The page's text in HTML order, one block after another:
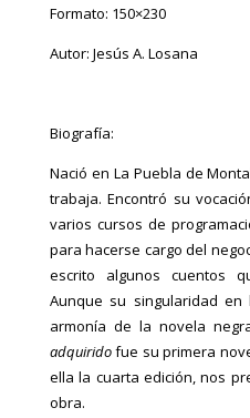
Formato: 150×230
Autor: Jesús A. Losana
Biografía:
Nació en La Puebla de
trabaja. Encontró su
varios cursos de
para hacerse cargo del
escrito algunos cuentos
Aunque su singularidad
armonía de la novela
adquiridofue su primera
ella la cuarta edición, nos
obra.